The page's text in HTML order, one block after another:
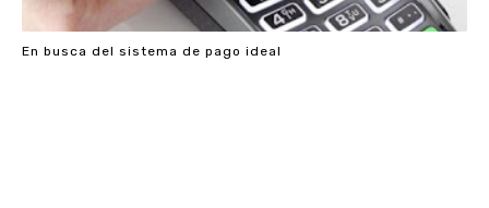
En busca del sistema de pago ideal